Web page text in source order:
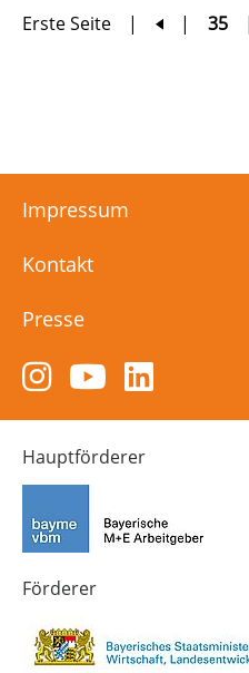
Erste Seite
zur
35
Impressum
Kontakt
Presse
Zum
Instagram-
Kanal
von
Technik-
in
Bayern
4.0
Zum
YouTube-
Kanal
von
Zum
LinkedIn-
Kanal
Hauptförderer
Förderer